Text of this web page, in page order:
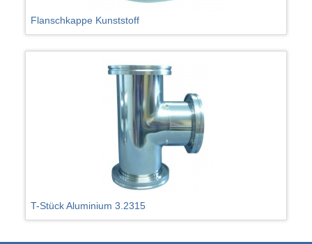
Flanschkappe Kunststoff
T-Stück Aluminium 3.2315